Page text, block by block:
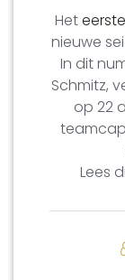
Het
nieuwe
In dit
Schmitz,
op 22
Lees